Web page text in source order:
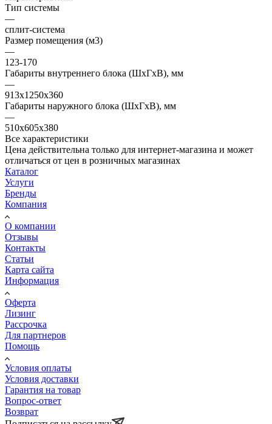
Тип системы
—
сплит-система
Размер помещения (м3)
—
123-170
Габариты внутреннего блока (ШxГxВ), мм
—
913х1250х360
Габариты наружного блока (ШxГxВ), мм
—
510х605х380
Все характеристики
Цена действительна только для интернет-магазина и может
отличаться от цен в розничных магазинах
Каталог
Услуги
Бренды
Компания
О компании
Отзывы
Контакты
Статьи
Карта сайта
Информация
Оферта
Лизинг
Рассрочка
Для партнеров
Помощь
Условия оплаты
Условия доставки
Гарантия на товар
Вопрос-ответ
Возврат